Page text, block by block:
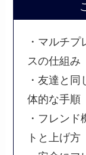
・マルチ
スの仕組み
・友達と
体的な手順
・フレン
トと上げ方